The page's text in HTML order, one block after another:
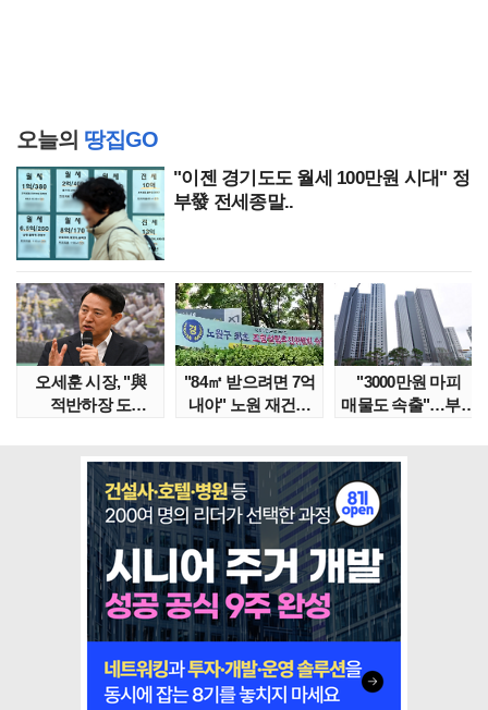
오늘의 땅집GO
"이젠 경기도도 월세 100만원 시대" 정
부發 전세종말..
오세훈 시장, "與
적반하장 도
"84㎡ 받으려면 7억
내야" 노원 재건축
"3000만원 마피
매물도 속출"…부산